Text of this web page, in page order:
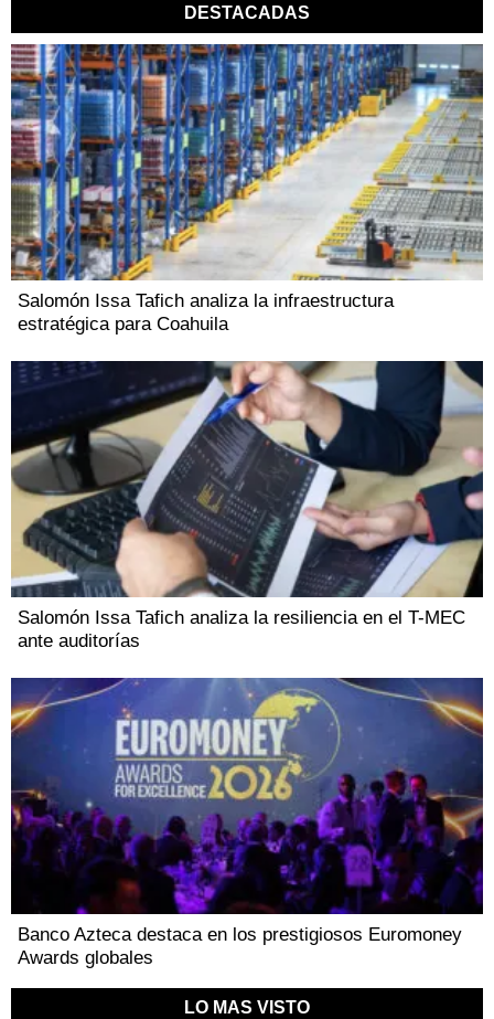
DESTACADAS
Salomón Issa Tafich analiza la infraestructura
estratégica para Coahuila
Salomón Issa Tafich analiza la resiliencia en el T-MEC
ante auditorías
Banco Azteca destaca en los prestigiosos Euromoney
Awards globales
LO MAS VISTO